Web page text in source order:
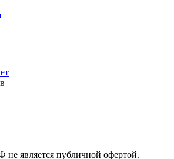
не является публичной офертой.